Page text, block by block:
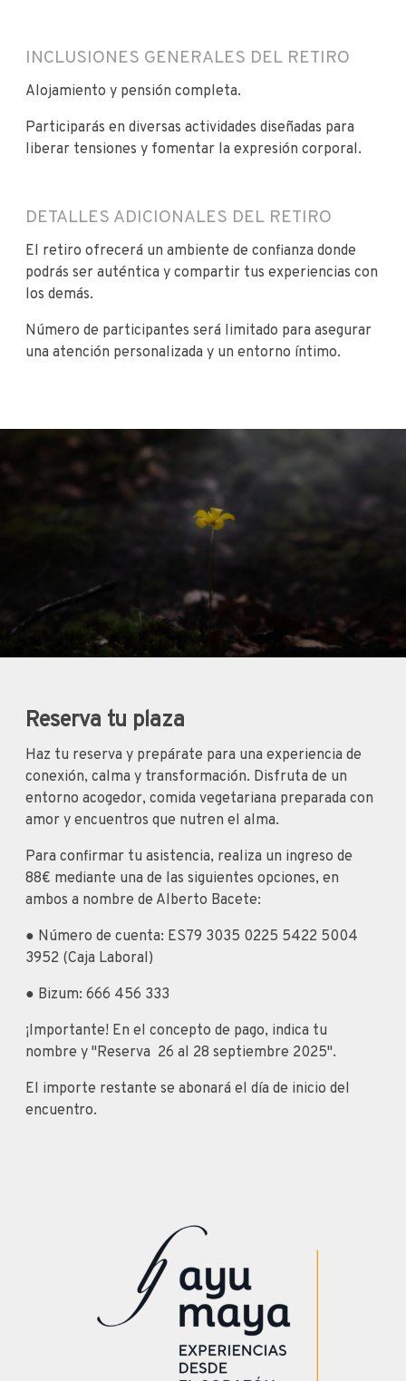
INCLUSIONES GENERALES DEL RETIRO
Alojamiento y pensión completa.
Participarás en diversas actividades diseñadas para
liberar tensiones y fomentar la expresión corporal.
DETALLES ADICIONALES DEL RETIRO
El retiro ofrecerá un ambiente de confianza donde
podrás ser auténtica y compartir tus experiencias con
los demás.
Número de participantes será limitado para asegurar
una atención personalizada y un entorno íntimo.
Reserva tu plaza
Haz tu reserva y prepárate para una experiencia de
conexión, calma y transformación. Disfruta de un
entorno acogedor, comida vegetariana preparada con
amor y encuentros que nutren el alma.
Para confirmar tu asistencia, realiza un ingreso de
88€ mediante una de las siguientes opciones, en
ambos a nombre de Alberto Bacete:
● Número de cuenta: ES79 3035 0225 5422 5004
3952 (Caja Laboral)
● Bizum: 666 456 333
¡Importante! En el concepto de pago, indica tu
nombre y "Reserva 26 al 28 septiembre 2025".
El importe restante se abonará el día de inicio del
encuentro.